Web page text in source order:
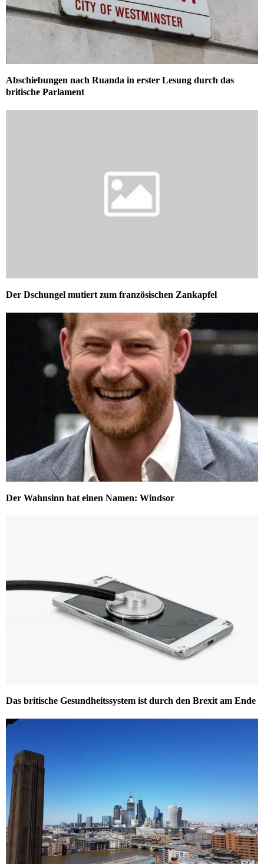
Abschiebungen nach Ruanda in erster Lesung durch das
britische Parlament
Der Dschungel mutiert zum französischen Zankapfel
Der Wahnsinn hat einen Namen: Windsor
Das britische Gesundheitssystem ist durch den Brexit am Ende